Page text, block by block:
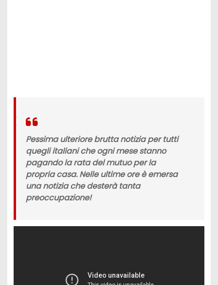
Pessima ulteriore brutta notizia per tutti
quegli italiani che ogni mese stanno
pagando la rata del mutuo per la
propria casa. Nelle ultime ore è emersa
una notizia che desterà tanta
preoccupazione!